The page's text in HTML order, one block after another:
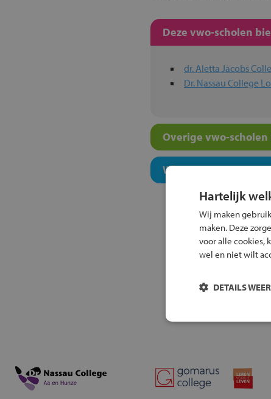
Deze vwo-scholen
dr. Aletta Jacobs
Dr. Nassau College
Overige vwo-
Welk
Hartelijk
Wij maken
maken. Deze
voor alle cookies,
wel en niet wilt
DETAILS